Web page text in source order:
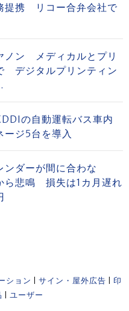
提携 リコー合弁会社で
ノン メディカルとプリ
デジタルプリンティン
の自動運転バス車内
ージ5台を導入
ンダーが間に合わな
悲鳴 損失は1カ月遅れ
ション サイン・屋外広告
印
ユーザー